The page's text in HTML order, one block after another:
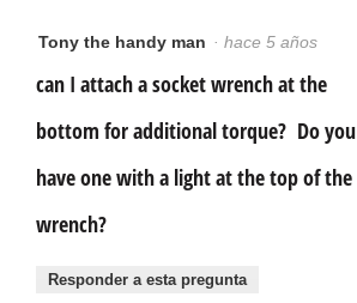
Tony the handy man · hace 5 años
can I attach a socket wrench at the
bottom for additional torque? Do you
have one with a light at the top of the
wrench?
Responder a esta pregunta